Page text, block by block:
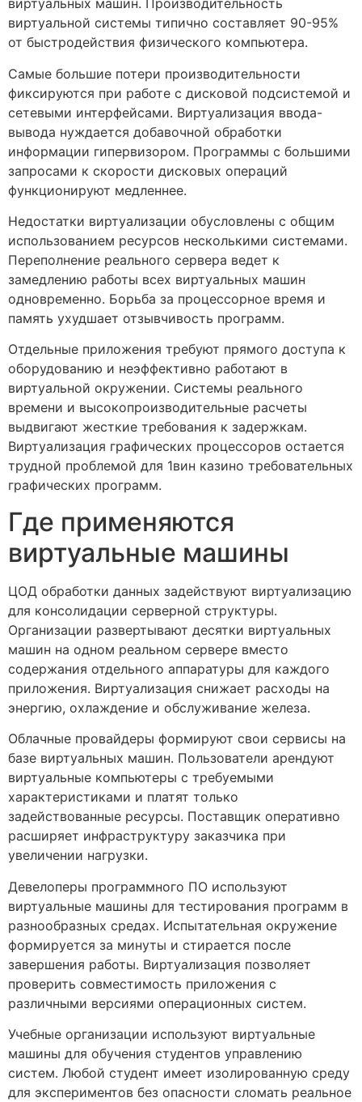
виртуальных машин. Производительность
виртуальной системы типично составляет 90-95%
от быстродействия физического компьютера.
Самые большие потери производительности
фиксируются при работе с дисковой подсистемой и
сетевыми интерфейсами. Виртуализация ввода-
вывода нуждается добавочной обработки
информации гипервизором. Программы с большими
запросами к скорости дисковых операций
функционируют медленнее.
Недостатки виртуализации обусловлены с общим
использованием ресурсов несколькими системами.
Переполнение реального сервера ведет к
замедлению работы всех виртуальных машин
одновременно. Борьба за процессорное время и
память ухудшает отзывчивость программ.
Отдельные приложения требуют прямого доступа к
оборудованию и неэффективно работают в
виртуальной окружении. Системы реального
времени и высокопроизводительные расчеты
выдвигают жесткие требования к задержкам.
Виртуализация графических процессоров остается
трудной проблемой для 1вин казино требовательных
графических программ.
Где применяются
виртуальные машины
ЦОД обработки данных задействуют виртуализацию
для консолидации серверной структуры.
Организации развертывают десятки виртуальных
машин на одном реальном сервере вместо
содержания отдельного аппаратуры для каждого
приложения. Виртуализация снижает расходы на
энергию, охлаждение и обслуживание железа.
Облачные провайдеры формируют свои сервисы на
базе виртуальных машин. Пользователи арендуют
виртуальные компьютеры с требуемыми
характеристиками и платят только
задействованные ресурсы. Поставщик оперативно
расширяет инфраструктуру заказчика при
увеличении нагрузки.
Девелоперы программного ПО используют
виртуальные машины для тестирования программ в
разнообразных средах. Испытательная окружение
формируется за минуты и стирается после
завершения работы. Виртуализация позволяет
проверить совместимость приложения с
различными версиями операционных систем.
Учебные организации используют виртуальные
машины для обучения студентов управлению
систем. Любой студент имеет изолированную среду
для экспериментов без опасности сломать реальное